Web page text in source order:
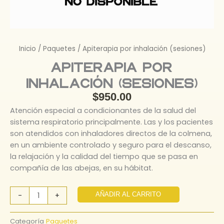
Inicio / Paquetes / Apiterapia por inhalación (sesiones)
Apiterapia por
inhalación (sesiones)
$950.00
Atención especial a condicionantes de la salud del
sistema respiratorio principalmente. Las y los pacientes
son atendidos con inhaladores directos de la colmena,
en un ambiente controlado y seguro para el descanso,
la relajación y la calidad del tiempo que se pasa en
compañía de las abejas, en su hábitat.
-
Apiterapia
por
inhalación
+ AÑADIR AL CARRITO
Categoría Paquetes